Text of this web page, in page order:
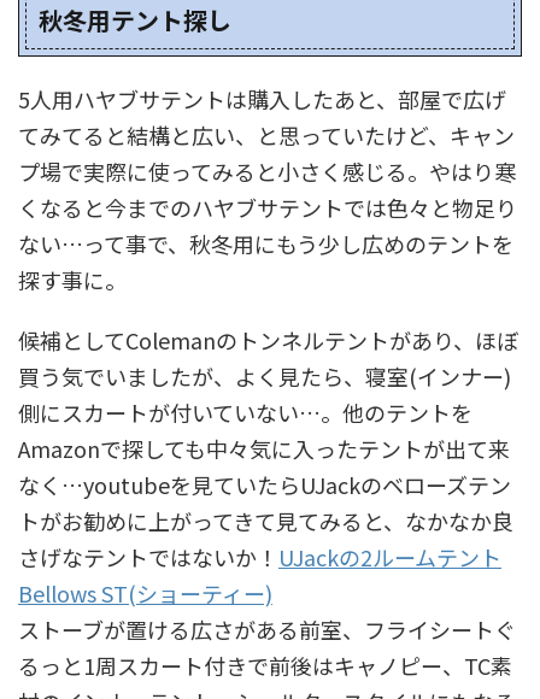
秋冬用テント探し
5人用ハヤブサテントは購入したあと、部屋で広げ
てみてると結構と広い、と思っていたけど、キャン
プ場で実際に使ってみると小さく感じる。やはり寒
くなると今までのハヤブサテントでは色々と物足り
ない…って事で、秋冬用にもう少し広めのテントを
探す事に。
候補としてColemanのトンネルテントがあり、ほぼ
買う気でいましたが、よく見たら、寝室(インナー)
側にスカートが付いていない…。他のテントを
Amazonで探しても中々気に入ったテントが出て来
なく…youtubeを見ていたらUJackのベローズテン
トがお勧めに上がってきて見てみると、なかなか良
さげなテントではないか！ UJackの2ルームテント
Bellows ST(ショーティー)
ストーブが置ける広さがある前室、フライシートぐ
るっと1周スカート付きで前後はキャノピー、TC素